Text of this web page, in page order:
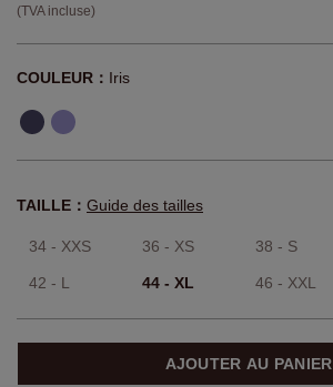
(TVA incluse)
COULEUR： Iris
TAILLE： Guide des tailles
34 - XXS 36 - XS 38 - S
42 - L 44 - XL 46 - XXL
AJOUTER AU PANIER